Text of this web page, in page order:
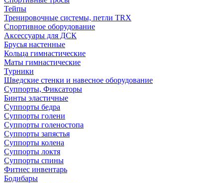
Тейпы
Тренировочные системы, петли TRX
Спортивное оборудование
Аксессуары для ДСК
Брусья настенные
Кольца гимнастические
Маты гимнастические
Турники
Шведские стенки и навесное оборудование
Суппорты, Фиксаторы
Бинты эластичные
Суппорты бедра
Суппорты голени
Суппорты голеностопа
Суппорты запястья
Суппорты колена
Суппорты локтя
Суппорты спины
Фитнес инвентарь
Бодибары